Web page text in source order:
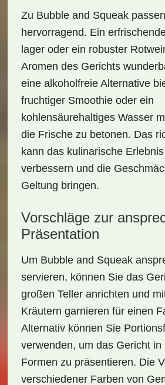
Zu Bubble and Squeak
hervorragend. Ein
lageroder ein robuster
Aromen des Gerichts
eine alkoholfreie Alternative
fruchtiger Smoothieoder ein
kohlensäurehaltiges Wasser
die Frische zu betonen. Das
kann das kulinarische
verbessern und die
Geltung bringen.
Vorschläge zur
Präsentation
Um Bubble and Squeak
servieren, können Sie das
großen Teller anrichten und
Kräutern garnieren für einen
Alternativ können Sie
verwenden, um das Gericht in
Formen zu präsentieren. Die
verschiedener Farben von